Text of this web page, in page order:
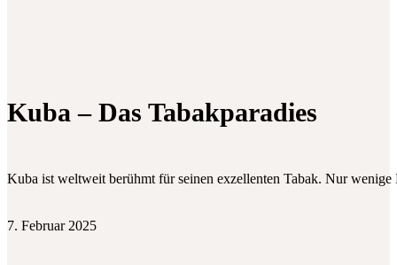
Kuba – Das Tabakparadies
Kuba ist weltweit berühmt für seinen exzellenten Tabak. Nur
7. Februar 2025